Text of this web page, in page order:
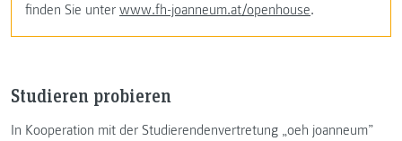
finden Sie unter www.fh-joanneum.at/openhouse.
Studieren probieren
In Kooperation mit der Studierendenvertretung „oeh joanneum”